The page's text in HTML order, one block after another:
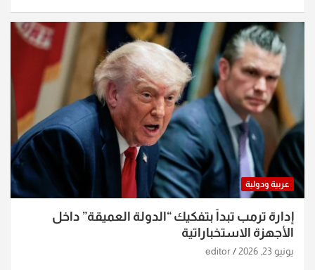
عربية ودولية
إدارة ترمب تبدأ بتفكيك “الدولة العميقة” داخل
الأجهزة الاستخباراتية
يونيو 23, 2026 editor